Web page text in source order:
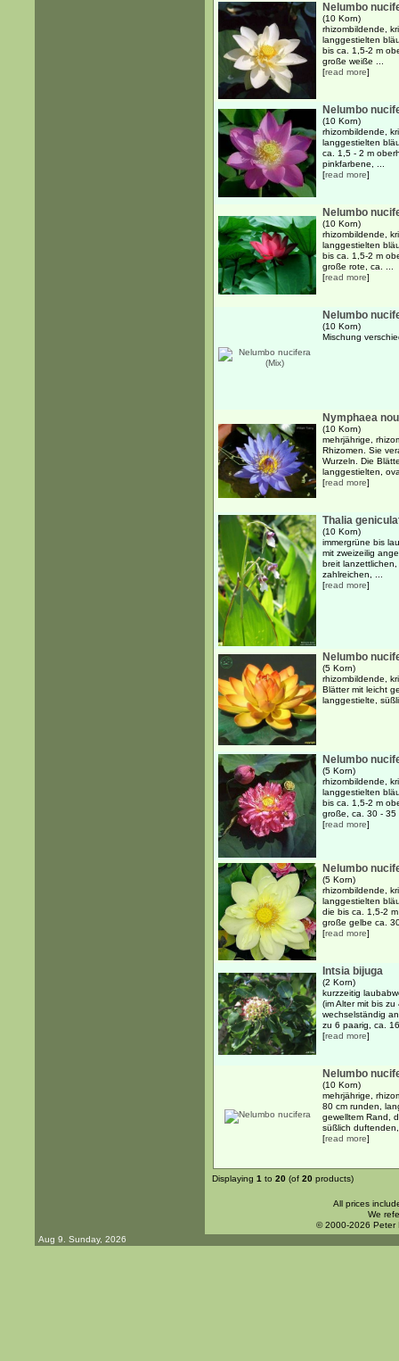
Nelumbo
(10 Korn)
rhizombildende,
langgestielten
bis ca. 1,5-2 m
große weiße ...
[read more]
Nelumbo
(10 Korn)
rhizombildende,
langgestielten
ca. 1,5 - 2 m
pinkfarbene, ...
[read more]
Nelumbo
(10 Korn)
rhizombildende,
langgestielten
bis ca. 1,5-2 m
große rote, ca. ...
[read more]
Nelumbo
(10 Korn)
Mischung
Nymphaea
(10 Korn)
mehrjährige,
Rhizomen. Sie
Wurzeln. Die
langgestielten,
[read more]
Thalia
(10 Korn)
immergrüne bis
mit zweizeilig
breit
zahlreichen, ...
[read more]
Nelumbo
(5 Korn)
rhizombildende,
Blätter mit leicht
langgestielte,
Nelumbo
(5 Korn)
rhizombildende,
langgestielten
bis ca. 1,5-2 m
große, ca. 30 - 35
[read more]
Nelumbo
(5 Korn)
rhizombildende,
langgestielten
die bis ca. 1,5-2
große gelbe ca.
[read more]
Intsia bijuga
(2 Korn)
kurzzeitig
(im Alter mit bis
wechselständig
zu 6 paarig, ca.
[read more]
Nelumbo
(10 Korn)
mehrjährige,
80 cm runden,
gewelltem Rand,
süßlich
[read more]
Displaying 1 to 20 (of 20 products)
All prices
We
© 2000-2026 Peter
Aug 9. Sunday, 2026